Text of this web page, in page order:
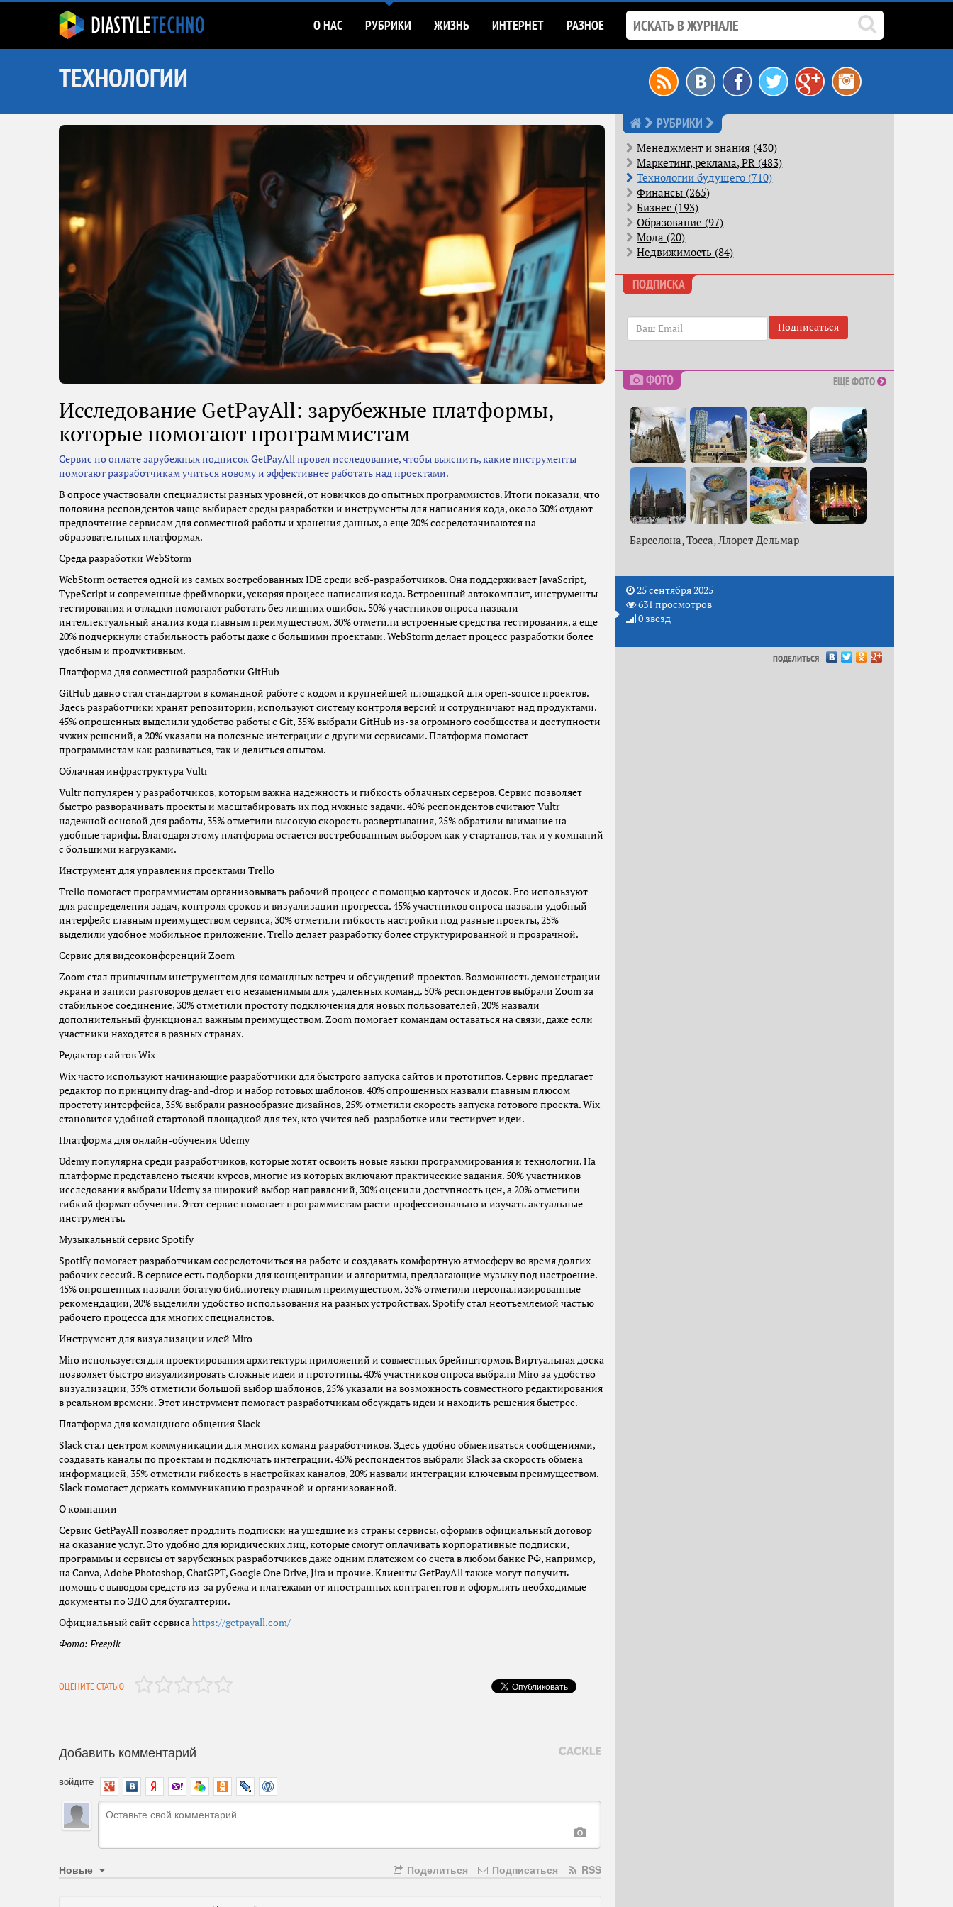
О НАС РУБРИКИ ЖИЗНЬ ИНТЕРНЕТ РАЗНОЕ
ТЕХНОЛОГИИ
Исследование GetPayAll: зарубежные платформы,
которые помогают программистам
Сервис по оплате зарубежных подписок GetPayAll провел исследование, чтобы выяснить, какие инструменты
помогают разработчикам учиться новому и эффективнее работать над проектами.
В опросе участвовали специалисты разных уровней, от новичков до опытных программистов. Итоги показали, что
половина респондентов чаще выбирает среды разработки и инструменты для написания кода, около 30% отдают
предпочтение сервисам для совместной работы и хранения данных, а еще 20% сосредотачиваются на
образовательных платформах.
Среда разработки WebStorm
WebStorm остается одной из самых востребованных IDE среди веб-разработчиков. Она поддерживает JavaScript,
TypeScript и современные фреймворки, ускоряя процесс написания кода. Встроенный автокомплит, инструменты
тестирования и отладки помогают работать без лишних ошибок. 50% участников опроса назвали
интеллектуальный анализ кода главным преимуществом, 30% отметили встроенные средства тестирования, а еще
20% подчеркнули стабильность работы даже с большими проектами. WebStorm делает процесс разработки более
удобным и продуктивным.
Платформа для совместной разработки GitHub
GitHub давно стал стандартом в командной работе с кодом и крупнейшей площадкой для open-source проектов.
Здесь разработчики хранят репозитории, используют систему контроля версий и сотрудничают над продуктами.
45% опрошенных выделили удобство работы с Git, 35% выбрали GitHub из-за огромного сообщества и доступности
чужих решений, а 20% указали на полезные интеграции с другими сервисами. Платформа помогает
программистам как развиваться, так и делиться опытом.
Облачная инфраструктура Vultr
Vultr популярен у разработчиков, которым важна надежность и гибкость облачных серверов. Сервис позволяет
быстро разворачивать проекты и масштабировать их под нужные задачи. 40% респондентов считают Vultr
надежной основой для работы, 35% отметили высокую скорость развертывания, 25% обратили внимание на
удобные тарифы. Благодаря этому платформа остается востребованным выбором как у стартапов, так и у компаний
с большими нагрузками.
Инструмент для управления проектами Trello
Trello помогает программистам организовывать рабочий процесс с помощью карточек и досок. Его используют
для распределения задач, контроля сроков и визуализации прогресса. 45% участников опроса назвали удобный
интерфейс главным преимуществом сервиса, 30% отметили гибкость настройки под разные проекты, 25%
выделили удобное мобильное приложение. Trello делает разработку более структурированной и прозрачной.
Сервис для видеоконференций Zoom
Zoom стал привычным инструментом для командных встреч и обсуждений проектов. Возможность демонстрации
экрана и записи разговоров делает его незаменимым для удаленных команд. 50% респондентов выбрали Zoom за
стабильное соединение, 30% отметили простоту подключения для новых пользователей, 20% назвали
дополнительный функционал важным преимуществом. Zoom помогает командам оставаться на связи, даже если
участники находятся в разных странах.
Редактор сайтов Wix
Wix часто используют начинающие разработчики для быстрого запуска сайтов и прототипов. Сервис предлагает
редактор по принципу drag-and-drop и набор готовых шаблонов. 40% опрошенных назвали главным плюсом
простоту интерфейса, 35% выбрали разнообразие дизайнов, 25% отметили скорость запуска готового проекта. Wix
становится удобной стартовой площадкой для тех, кто учится веб-разработке или тестирует идеи.
Платформа для онлайн-обучения Udemy
Udemy популярна среди разработчиков, которые хотят освоить новые языки программирования и технологии. На
платформе представлено тысячи курсов, многие из которых включают практические задания. 50% участников
исследования выбрали Udemy за широкий выбор направлений, 30% оценили доступность цен, а 20% отметили
гибкий формат обучения. Этот сервис помогает программистам расти профессионально и изучать актуальные
инструменты.
Музыкальный сервис Spotify
Spotify помогает разработчикам сосредоточиться на работе и создавать комфортную атмосферу во время долгих
рабочих сессий. В сервисе есть подборки для концентрации и алгоритмы, предлагающие музыку под настроение.
45% опрошенных назвали богатую библиотеку главным преимуществом, 35% отметили персонализированные
рекомендации, 20% выделили удобство использования на разных устройствах. Spotify стал неотъемлемой частью
рабочего процесса для многих специалистов.
Инструмент для визуализации идей Miro
Miro используется для проектирования архитектуры приложений и совместных брейнштормов. Виртуальная доска
позволяет быстро визуализировать сложные идеи и прототипы. 40% участников опроса выбрали Miro за удобство
визуализации, 35% отметили большой выбор шаблонов, 25% указали на возможность совместного редактирования
в реальном времени. Этот инструмент помогает разработчикам обсуждать идеи и находить решения быстрее.
Платформа для командного общения Slack
Slack стал центром коммуникации для многих команд разработчиков. Здесь удобно обмениваться сообщениями,
создавать каналы по проектам и подключать интеграции. 45% респондентов выбрали Slack за скорость обмена
информацией, 35% отметили гибкость в настройках каналов, 20% назвали интеграции ключевым преимуществом.
Slack помогает держать коммуникацию прозрачной и организованной.
О компании
Сервис GetPayAll позволяет продлить подписки на ушедшие из страны сервисы, оформив официальный договор
на оказание услуг. Это удобно для юридических лиц, которые смогут оплачивать корпоративные подписки,
программы и сервисы от зарубежных разработчиков даже одним платежом со счета в любом банке РФ, например,
на Canva, Adobe Photoshop, ChatGPT, Google One Drive, Jira и прочие. Клиенты GetPayAll также могут получить
помощь с выводом средств из-за рубежа и платежами от иностранных контрагентов и оформлять необходимые
документы по ЭДО для бухгалтерии.
Официальный сайт сервисаhttps://getpayall.com/
Фото: Freepik
ОЦЕНИТЕ СТАТЬЮ
Добавить комментарий
войдите
Новые RSS
Подписаться
Поделиться
РУБРИКИ
Менеджмент и знания (430)
Маркетинг, реклама, PR (483)
Технологии будущего (710)
Финансы (265)
Бизнес (193)
Образование (97)
Мода (20)
Недвижимость (84)
ПОДПИСКА
Подписаться
ФОТО ЕЩЕ ФОТО
Барселона, Тосса, Ллорет Дельмар
25 сентября 2025
631 просмотров
0 звезд
ПОДЕЛИТЬСЯ